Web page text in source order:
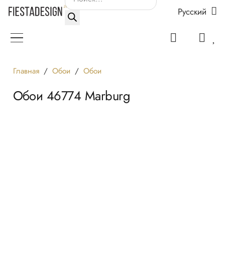
товаров
Русский
Главная / Обои / Обои
Обои 46774 Marburg